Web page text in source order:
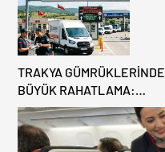
TRAKYA GÜMRÜKLERİNDE
BÜYÜK RAHATLAMA:
DEREKÖY HAFİF TİCARİ
ARAÇLARA AÇILIYOR!